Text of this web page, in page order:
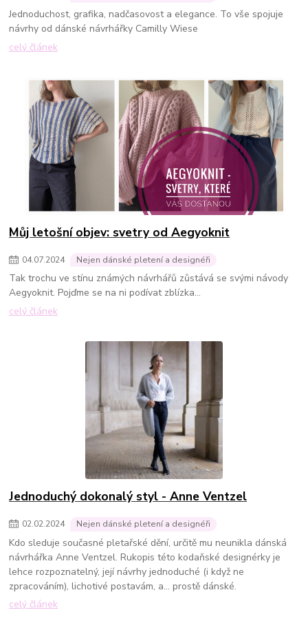
Jednoduchost, grafika, nadčasovost a elegance. To vše spojuje
návrhy od dánské návrhářky Camilly Wiese
celý článek
Můj letošní objev: svetry od Aegyoknit
04.07.2024 Nejen dánské pletení a designéři
Tak trochu ve stínu známých návrhářů zůstává se svými návody
Aegyoknit. Pojďme se na ni podívat zblízka...
celý článek
Jednoduchý dokonalý styl - Anne Ventzel
02.02.2024 Nejen dánské pletení a designéři
Kdo sleduje současné pletařské dění, určitě mu neunikla dánská
návrhářka Anne Ventzel. Rukopis této kodaňské designérky je
lehce rozpoznatelný, její návrhy jednoduché (i když ne
zpracováním), lichotivé postavám, a... prostě dánské.
celý článek